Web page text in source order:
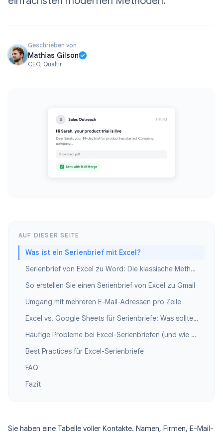
Geschrieben von
Mathias Gilson
CEO, Qualtir
AUF DIESER SEITE
Was ist ein Serienbrief mit Excel?
Serienbrief von Excel zu Word: Die klassische Methode
So erstellen Sie einen Serienbrief von Excel zu Gmail
Umgang mit mehreren E-Mail-Adressen pro Zeile
Excel vs. Google Sheets für Serienbriefe: Was sollten Sie verwenden?
Häufige Probleme bei Excel-Serienbriefen (und wie man sie löst)
Best Practices für Excel-Serienbriefe
FAQ
Fazit
Sie haben eine Tabelle voller Kontakte. Namen, Firmen, E-Mail-